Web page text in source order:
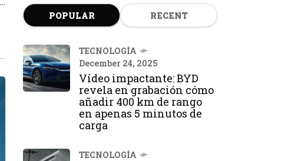
POPULAR RECENT
TECNOLOGÍA
December 24, 2025
Vídeo impactante: BYD
revela en grabación cómo
añadir 400 km de rango
en apenas 5 minutos de
carga
TECNOLOGÍA